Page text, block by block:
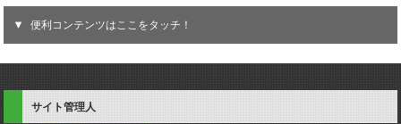
便利コンテンツはここをタッチ！
サイト管理人